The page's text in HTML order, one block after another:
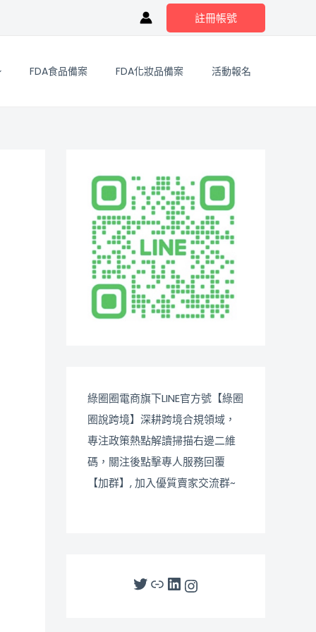
註冊帳號
FDA食品備案 FDA化妝品備案 活動報名
綠圈圈電商旗下LINE官方號【綠圈
圈說跨境】深耕跨境合規領域，
專注政策熱點解讀掃描右邊二維
碼，關注後點擊專人服務回覆
【加群】, 加入優質賣家交流群~